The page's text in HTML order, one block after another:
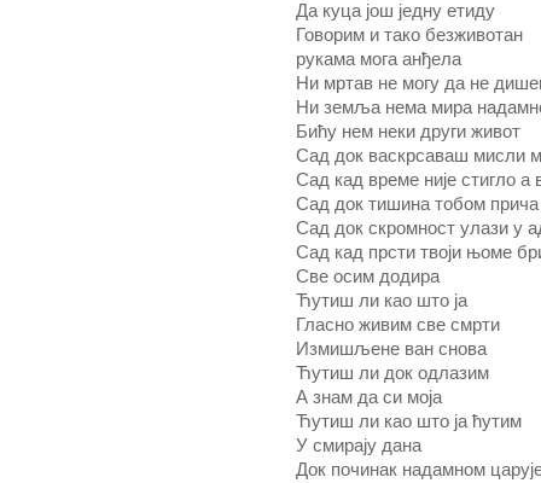
Да куца још једну етиду
Говорим и тако безживотан
рукама мога анђела
Ни мртав не могу да не
Ни земља нема мира
Бићу нем неки други живот
Сад док васкрсаваш мисли
Сад кад време није стигло а
Сад док тишина тобом прича
Сад док скромност улази у
Сад кад прсти твоји њоме
Све осим додира
Ћутиш ли као што ја
Гласно живим све смрти
Измишљене ван снова
Ћутиш ли док одлазим
А знам да си моја
Ћутиш ли као што ја ћутим
У смирају дана
Док починак надамном